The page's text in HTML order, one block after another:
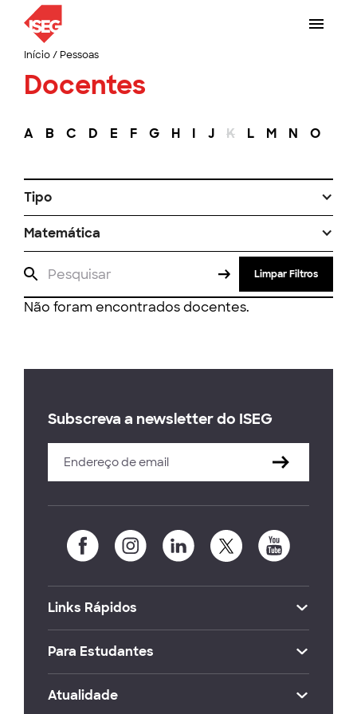
Início/ Pessoas
Docentes
A B C D E F G H I J K L M N O
Tipo
Matemática
Limpar Filtros
Não foram encontrados docentes.
Subscreva a newsletter do ISEG
Links Rápidos
Para Estudantes
Atualidade